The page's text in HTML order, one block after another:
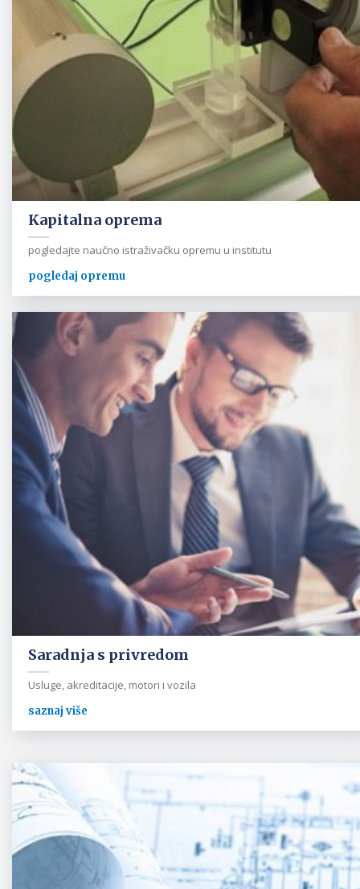
Kapitalna oprema
pogledajte naučno istraživačku opremu u institutu
pogledaj opremu
Saradnja s privredom
Usluge, akreditacije, motori i vozila
saznaj više